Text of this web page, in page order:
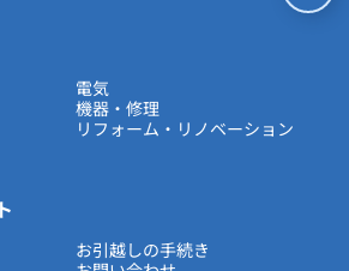
電気
機器・修理
リフォーム・リノベーション
お引越しの手続き